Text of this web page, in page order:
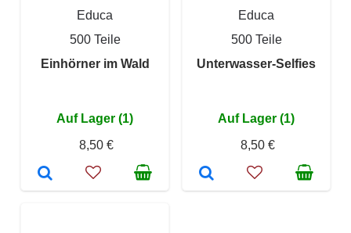
Educa
500 Teile
Einhörner im Wald
Auf Lager (1)
8,50 €
Educa
500 Teile
Unterwasser-Selfies
Auf Lager (1)
8,50 €